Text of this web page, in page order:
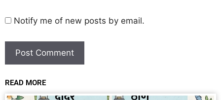
Notify me of new posts by email.
READ MORE